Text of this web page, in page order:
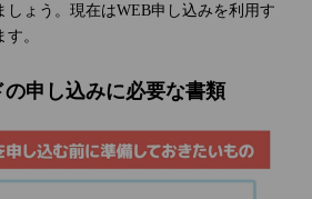
しょう。現在はWEB申し込みを利用す
。
申し込みに必要な書類